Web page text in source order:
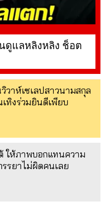
ดูแลหลิงหลิง ช็อต
วาห์เซเลปสาวนามสกุล
ทิงร่วมยินดีเพียบ
ให้ภาพบอกแทนความ
รรยาไม่ผิดคนเลย